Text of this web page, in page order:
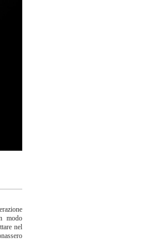
modo
nel